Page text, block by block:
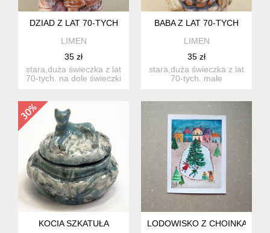
DZIAD Z LAT 70-TYCH
LIMEN
35 zł
stara,duża świeczka z lat
70-tych. na dole świeczki
BABA Z LAT 70-TYCH
LIMEN
35 zł
stara,duża świeczka z lat
70-tych. małe
KOCIA SZKATUŁA
LODOWISKO Z CHOINKĄ